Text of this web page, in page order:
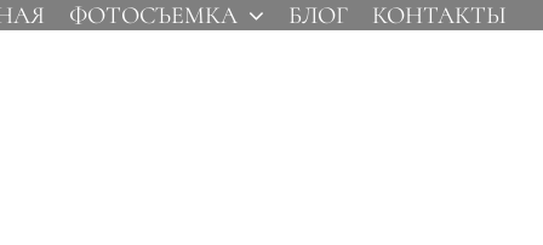
ФОТОСЪЕМКА БЛОГ КОНТАКТЫ